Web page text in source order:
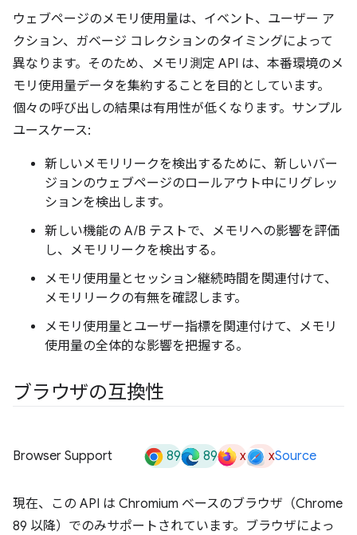
ウェブページのメモリ使用量は、イベント、ユーザー ア
クション、ガベージ コレクションのタイミングによって
異なります。そのため、メモリ測定 API は、本番環境のメ
モリ使用量データを集約することを目的としています。
個々の呼び出しの結果は有用性が低くなります。サンプル
ユースケース:
新しいメモリリークを検出するために、新しいバー
ジョンのウェブページのロールアウト中にリグレッ
ションを検出します。
新しい機能の A/B テストで、メモリへの影響を評価
し、メモリリークを検出する。
メモリ使用量とセッション継続時間を関連付けて、
メモリリークの有無を確認します。
メモリ使用量とユーザー指標を関連付けて、メモリ
使用量の全体的な影響を把握する。
ブラウザの互換性
Browser Support 89 89 x xSource
現在、この API は Chromium ベースのブラウザ（Chrome
89 以降）でのみサポートされています。ブラウザによっ